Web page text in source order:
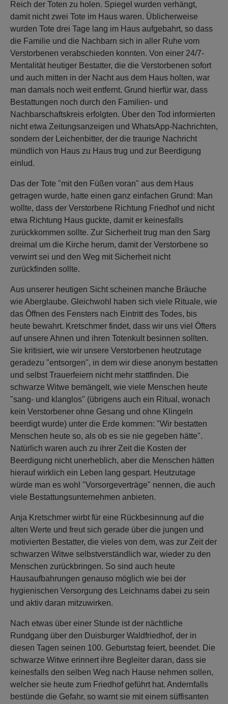
Reich der Toten zu holen. Spiegel wurden verhängt,
damit nicht zwei Tote im Haus waren. Üblicherweise
wurden Tote drei Tage lang im Haus aufgebahrt, so dass
die Familie und die Nachbarn sich in aller Ruhe vom
Verstorbenen verabschieden konnten. Von einer 24/7-
Mentalität heutiger Bestatter, die die Verstorbenen sofort
und auch mitten in der Nacht aus dem Haus holten, war
man damals noch weit entfernt. Grund hierfür war, dass
Bestattungen noch durch den Familien- und
Nachbarschaftskreis erfolgten. Über den Tod informierten
nicht etwa Zeitungsanzeigen und WhatsApp-Nachrichten,
sondern der Leichenbitter, der die traurige Nachricht
mündlich von Haus zu Haus trug und zur Beerdigung
einlud.
Das der Tote "mit den Füßen voran" aus dem Haus
getragen wurde, hatte einen ganz einfachen Grund: Man
wollte, dass der Verstorbene Richtung Friedhof und nicht
etwa Richtung Haus guckte, damit er keinesfalls
zurückkommen sollte. Zur Sicherheit trug man den Sarg
dreimal um die Kirche herum, damit der Verstorbene so
verwirrt sei und den Weg mit Sicherheit nicht
zurückfinden sollte.
Aus unserer heutigen Sicht scheinen manche Bräuche
wie Aberglaube. Gleichwohl haben sich viele Rituale, wie
das Öffnen des Fensters nach Eintritt des Todes, bis
heute bewahrt. Kretschmer findet, dass wir uns viel Öfters
auf unsere Ahnen und ihren Totenkult besinnen sollten.
Sie kritisiert, wie wir unsere Verstorbenen heutzutage
geradezu "entsorgen", in dem wir diese anonym bestatten
und selbst Trauerfeiern nicht mehr stattfinden. Die
schwarze Witwe bemängelt, wie viele Menschen heute
"sang- und klanglos" (übrigens auch ein Ritual, wonach
kein Verstorbener ohne Gesang und ohne Klingeln
beerdigt wurde) unter die Erde kommen: "Wir bestatten
Menschen heute so, als ob es sie nie gegeben hätte".
Natürlich waren auch zu ihrer Zeit die Kosten der
Beerdigung nicht unerheblich, aber die Menschen hätten
hierauf wirklich ein Leben lang gespart. Heutzutage
würde man es wohl "Vorsorgeverträge" nennen, die auch
viele Bestattungsunternehmen anbieten.
Anja Kretschmer wirbt für eine Rückbesinnung auf die
alten Werte und freut sich gerade über die jungen und
motivierten Bestatter, die vieles von dem, was zur Zeit der
schwarzen Witwe selbstverständlich war, wieder zu den
Menschen zurückbringen. So sind auch heute
Hausaufbahrungen genauso möglich wie bei der
hygienischen Versorgung des Leichnams dabei zu sein
und aktiv daran mitzuwirken.
Nach etwas über einer Stunde ist der nächtliche
Rundgang über den Duisburger Waldfriedhof, der in
diesen Tagen seinen 100. Geburtstag feiert, beendet. Die
schwarze Witwe erinnert ihre Begleiter daran, dass sie
keinesfalls den selben Weg nach Hause nehmen sollen,
welcher sie heute zum Friedhof geführt hat. Andernfalls
bestünde die Gefahr, so warnt sie mit einem süffisanten